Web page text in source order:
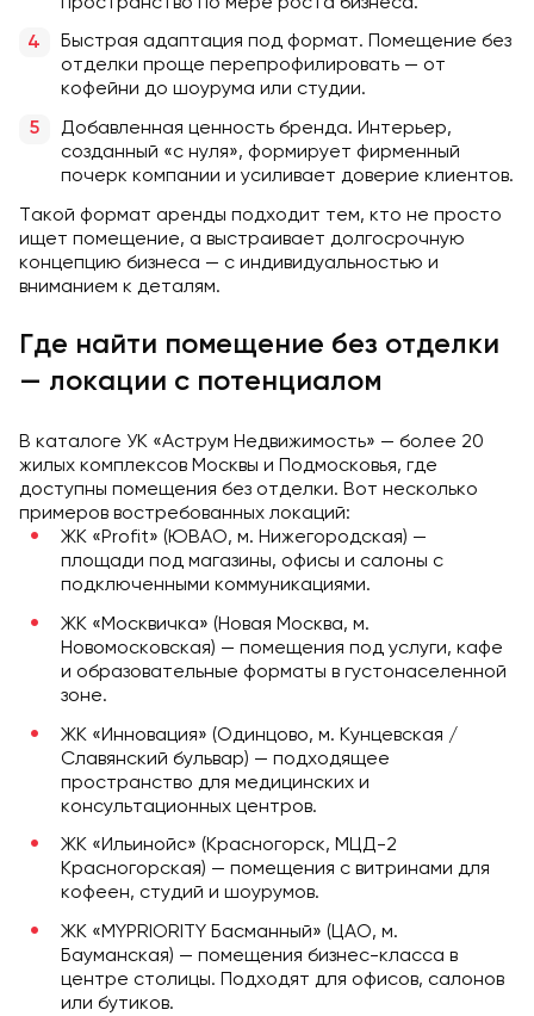
Быстрая адаптация под формат. Помещение без
отделки проще перепрофилировать — от
кофейни до шоурума или студии.
Добавленная ценность бренда. Интерьер,
созданный «с нуля», формирует фирменный
почерк компании и усиливает доверие клиентов.
Такой формат аренды подходит тем, кто не просто
ищет помещение, а выстраивает долгосрочную
концепцию бизнеса — с индивидуальностью и
вниманием к деталям.
Где найти помещение без отделки
— локации с потенциалом
В каталоге УК «Аструм Недвижимость» — более 20
жилых комплексов Москвы и Подмосковья, где
доступны помещения без отделки. Вот несколько
примеров востребованных локаций:
ЖК «Profit» (ЮВАО, м. Нижегородская) —
площади под магазины, офисы и салоны с
подключенными коммуникациями.
ЖК «Москвичка» (Новая Москва, м.
Новомосковская) — помещения под услуги, кафе
и образовательные форматы в густонаселенной
зоне.
ЖК «Инновация» (Одинцово, м. Кунцевская /
Славянский бульвар) — подходящее
пространство для медицинских и
консультационных центров.
ЖК «Ильинойс» (Красногорск, МЦД-2
Красногорская) — помещения с витринами для
кофеен, студий и шоурумов.
ЖК «MYPRIORITY Басманный» (ЦАО, м.
Бауманская) — помещения бизнес-класса в
центре столицы. Подходят для офисов, салонов
или бутиков.